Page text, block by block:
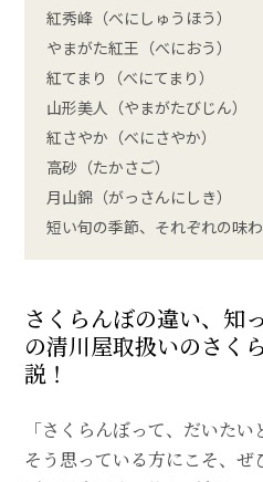
紅秀峰（べにしゅうほう）
やまがた紅王（べにおう）
紅てまり（べにてまり）
山形美人（やまがたびじん）
紅さやか（べにさやか）
高砂（たかさご）
月山錦（がっさんにしき）
短い旬の季節、それぞれの味
さくらんぼの違い、知
の清川屋取扱いのさく
説！
「さくらんぼって、だいたい
そう思っている方にこそ、